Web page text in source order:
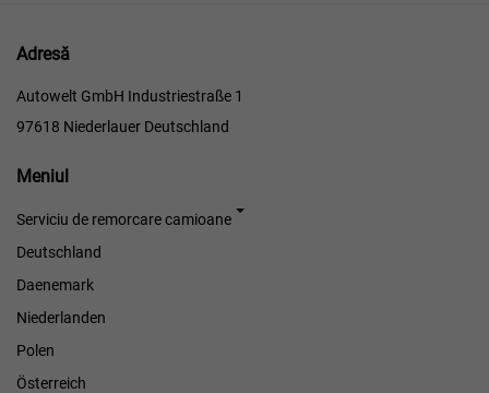
Adresă
Autowelt GmbH Industriestraße 1
97618 Niederlauer Deutschland
Meniul
Meniul
Serviciu de remorcare camioane
Deutschland
Daenemark
Niederlanden
Polen
Österreich